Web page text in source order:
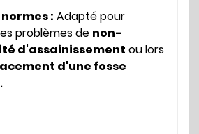
: Adapté pour
problèmes de non-
d'assainissement ou lors
d'une fosse
.